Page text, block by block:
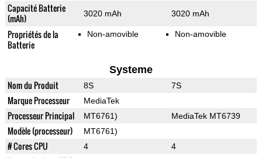
Capacité Batterie
(mAh)
3020 mAh 3020 mAh
Propriétés de la
Batterie
Non-amovible Non-amovible
Systeme
Nom du Produit 8S 7S
Marque Processeur MediaTek
Processeur Principal MT6761) MediaTek MT6739
Modèle (processeur) MT6761)
# Cores CPU 4 4